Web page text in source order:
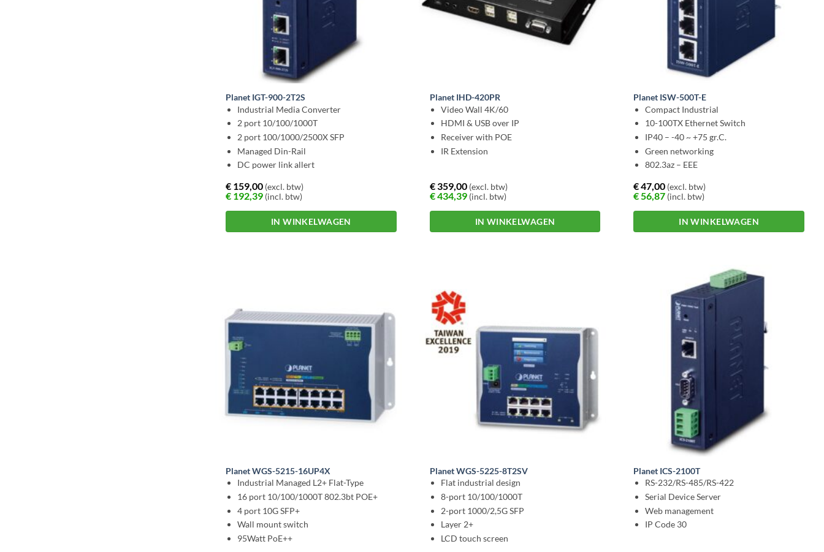
Planet IGT-900-2T2S
Industrial Media Converter
2 port 10/100/1000T
2 port 100/1000/2500X SFP
Managed Din-Rail
DC power link allert
€ 159,00 (excl. btw)
€ 192,39 (incl. btw)
IN WINKELWAGEN
Planet IHD-420PR
Video Wall 4K/60
HDMI & USB over IP
Receiver with POE
IR Extension
€359,00(excl. btw)
€434,39(incl. btw)
IN WINKELWAGEN
Planet ISW-500T-E
Compact Industrial
10-100TX Ethernet Switch
IP40 – -40 ~ +75 gr.C.
Green networking
802.3az – EEE
€47,00 (excl. btw)
€56,87 (incl. btw)
IN WINKELWAGEN
Planet WGS-5215-16UP4X
Industrial Managed L2+ Flat-Type
16 port 10/100/1000T 802.3bt POE+
4 port 10G SFP+
Wall mount switch
95Watt PoE++
Planet WGS-5225-8T2SV
Flat industrial design
8-port 10/100/1000T
2-port 1000/2,5G SFP
Layer 2+
LCD touch screen
Planet ICS-2100T
RS-232/RS-485/RS-422
Serial Device Server
Web management
IP Code 30